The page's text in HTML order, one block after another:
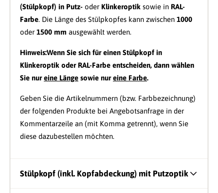
(Stülpkopf) in Putz- oder Klinkeroptik sowie in RAL-
Farbe. Die Länge des Stülpkopfes kann zwischen 1000
oder 1500 mm ausgewählt werden.
Hinweis:Wenn Sie sich für einen Stülpkopf in
Klinkeroptik oder RAL-Farbe entscheiden, dann wählen
Sie nureine Länge sowie nureine Farbe.
Geben Sie die Artikelnummern (bzw. Farbbezeichnung)
der folgenden Produkte bei Angebotsanfrage in der
Kommentarzeile an (mit Komma getrennt), wenn Sie
diese dazubestellen möchten.
Stülpkopf (inkl. Kopfabdeckung) mit Putzoptik